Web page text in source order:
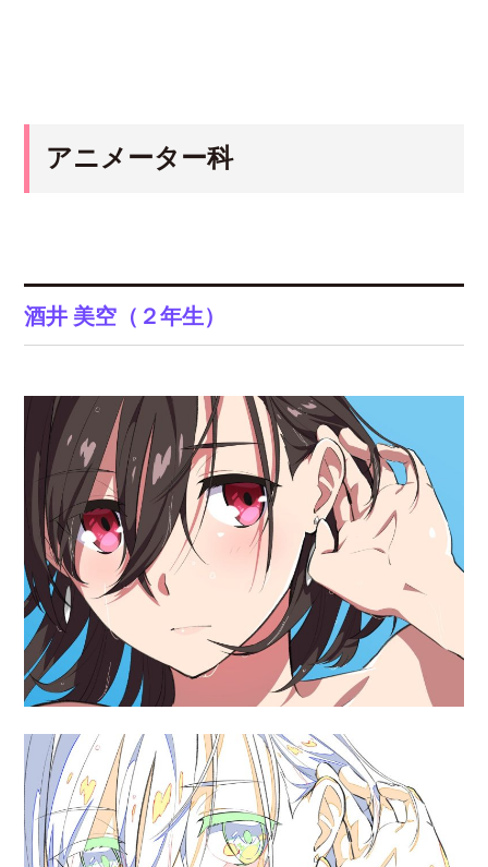
アニメーター科
酒井 美空（２年生）